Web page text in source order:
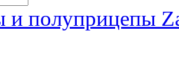
и полуприцепы